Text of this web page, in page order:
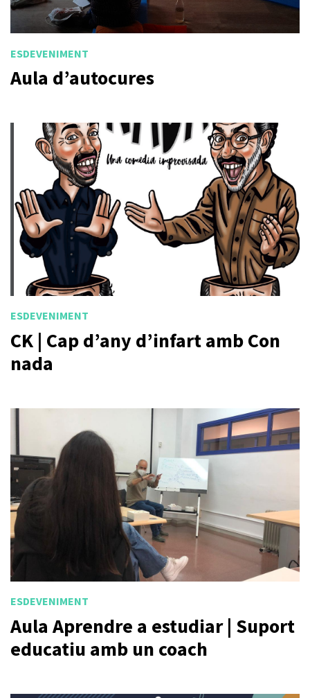
ESDEVENIMENT
Aula d’autocures
ESDEVENIMENT
CK | Cap d’any d’infart amb Con
nada
ESDEVENIMENT
Aula Aprendre a estudiar | Suport
educatiu amb un coach